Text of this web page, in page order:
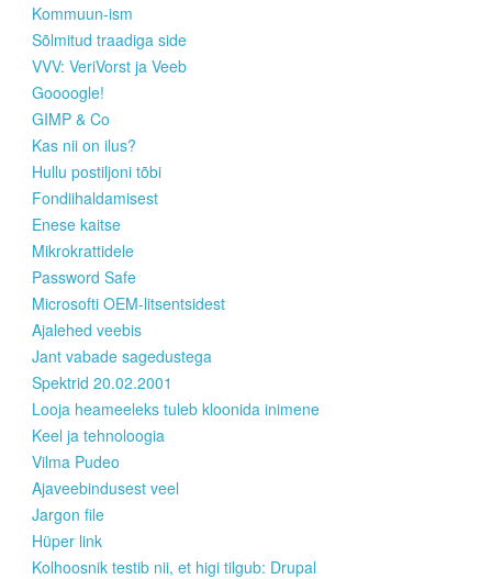
Kommuun-ism
Sõlmitud traadiga side
VVV: VeriVorst ja Veeb
Goooogle!
GIMP & Co
Kas nii on ilus?
Hullu postiljoni tõbi
Fondiihaldamisest
Enese kaitse
Mikrokrattidele
Password Safe
Microsofti OEM-litsentsidest
Ajalehed veebis
Jant vabade sagedustega
Spektrid 20.02.2001
Looja heameeleks tuleb kloonida inimene
Keel ja tehnoloogia
Vilma Pudeo
Ajaveebindusest veel
Jargon file
Hüper link
Kolhoosnik testib nii, et higi tilgub: Drupal